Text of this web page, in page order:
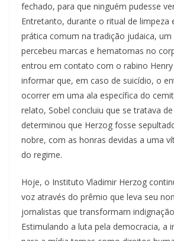
fechado, para que ninguém pudesse
Entretanto, durante o ritual de limpeza
prática comum na tradição judaica,
percebeu marcas e hematomas no
entrou em contato com o rabino Henry
informar que, em caso de suicídio, o
ocorrer em uma ala específica do
relato, Sobel concluiu que se tratava
determinou que Herzog fosse
nobre, com as honras devidas a uma
do regime.
Hoje, o Instituto Vladimir Herzog
voz através do prêmio que leva seu
jornalistas que transformam
Estimulando a luta pela democracia, a